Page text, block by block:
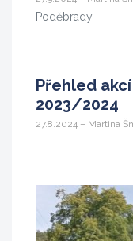
Poděbrady
Přehled
2023/2024
27.8.2024 – Martina